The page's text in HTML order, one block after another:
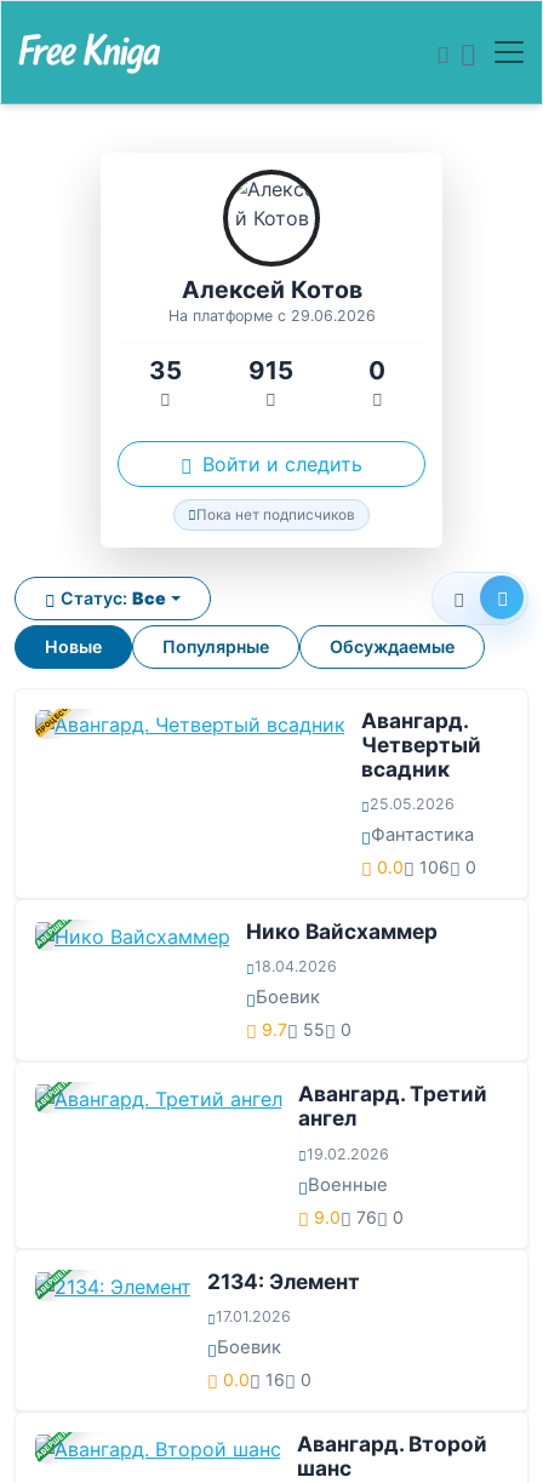
Алексей Котов
На платформе с 29.06.2026
35 915 0
Войти и следить
Пока нет подписчиков
Новые Популярные Обсуждаемые
Статус: Все
В ПРОЦЕССЕ
Авангард.
Четвертый
всадник
25.05.2026
Фантастика
0.0 106 0
ЗАВЕРШЕНА Нико Вайсхаммер
18.04.2026
Боевик
9.7 55 0
ЗАВЕРШЕНА
Авангард. Третий
ангел
19.02.2026
Военные
9.0 76 0
ЗАВЕРШЕНА 2134: Элемент
17.01.2026
Боевик
0.0 16 0
ЗАВЕРШЕНА
Авангард. Второй
шанс